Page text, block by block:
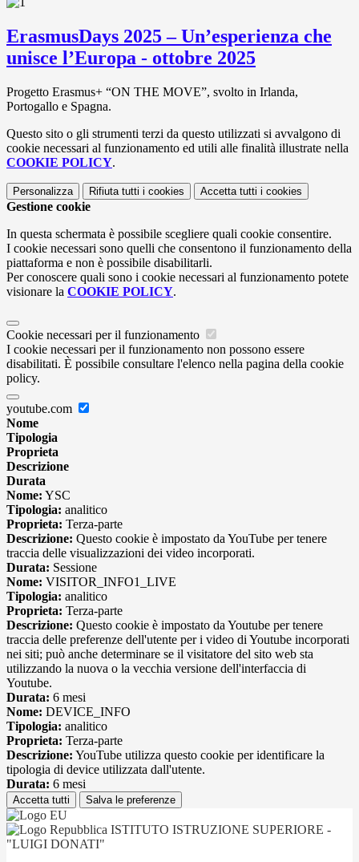
ErasmusDays 2025 – Un’esperienza che
unisce l’Europa - ottobre 2025
Progetto Erasmus+ “ON THE MOVE”, svolto in Irlanda,
Portogallo e Spagna.
Questo sito o gli strumenti terzi da questo utilizzati si avvalgono di
cookie necessari al funzionamento ed utili alle finalità illustrate nella
COOKIE POLICY.
Personalizza Rifiuta tutti i cookies Accetta tutti i cookies
Gestione cookie
In questa schermata è possibile scegliere quali cookie consentire.
I cookie necessari sono quelli che consentono il funzionamento della
piattaforma e non è possibile disabilitarli.
Per conoscere quali sono i cookie necessari al funzionamento potete
visionare la COOKIE POLICY.
Cookie necessari per il funzionamento
I cookie necessari per il funzionamento non possono essere
disabilitati. È possibile consultare l'elenco nella pagina della cookie
policy.
youtube.com
Nome
Tipologia
Proprieta
Descrizione
Durata
Nome: YSC
Tipologia: analitico
Proprieta: Terza-parte
Descrizione: Questo cookie è impostato da YouTube per tenere
traccia delle visualizzazioni dei video incorporati.
Durata: Sessione
Nome: VISITOR_INFO1_LIVE
Tipologia: analitico
Proprieta: Terza-parte
Descrizione: Questo cookie è impostato da Youtube per tenere
traccia delle preferenze dell'utente per i video di Youtube incorporati
nei siti; può anche determinare se il visitatore del sito web sta
utilizzando la nuova o la vecchia versione dell'interfaccia di
Youtube.
Durata: 6 mesi
Nome: DEVICE_INFO
Tipologia: analitico
Proprieta: Terza-parte
Descrizione: YouTube utilizza questo cookie per identificare la
tipologia di device utilizzata dall'utente.
Durata: 6 mesi
Accetta tutti Salva le preferenze
ISTITUTO ISTRUZIONE SUPERIORE -
"LUIGI DONATI"